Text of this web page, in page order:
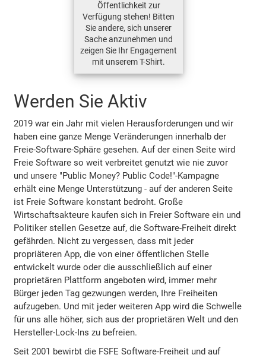
Öffentlichkeit zur
Verfügung stehen! Bitten
Sie andere, sich unserer
Sache anzunehmen und
zeigen Sie Ihr Engagement
mit unserem T-Shirt.
Werden Sie Aktiv
2019 war ein Jahr mit vielen Herausforderungen und wir
haben eine ganze Menge Veränderungen innerhalb der
Freie-Software-Sphäre gesehen. Auf der einen Seite wird
Freie Software so weit verbreitet genutzt wie nie zuvor
und unsere "Public Money? Public Code!"-Kampagne
erhält eine Menge Unterstützung - auf der anderen Seite
ist Freie Software konstant bedroht. Große
Wirtschaftsakteure kaufen sich in Freier Software ein und
Politiker stellen Gesetze auf, die Software-Freiheit direkt
gefährden. Nicht zu vergessen, dass mit jeder
propriäteren App, die von einer öffentlichen Stelle
entwickelt wurde oder die ausschließlich auf einer
proprietären Plattform angeboten wird, immer mehr
Bürger jeden Tag gezwungen werden, Ihre Freiheiten
aufzugeben. Und mit jeder weiteren App wird die Schwelle
für uns alle höher, sich aus der proprietären Welt und den
Hersteller-Lock-Ins zu befreien.
Seit 2001 bewirbt die FSFE Software-Freiheit und auf